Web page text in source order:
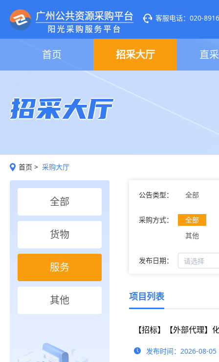
客服电话：020-
首页 招采大厅 直
招采大厅
首页 > 采购大厅
全部
货物
服务
其他
公告类型： 全部
采购方式：
全部
其他
发布日期：
项目列表
发布时间：2026-08-05